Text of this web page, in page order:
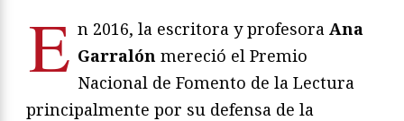
E n 2016, la escritora y profesora Ana
Garralón mereció el Premio
Nacional de Fomento de la Lectura
principalmente por su defensa de la